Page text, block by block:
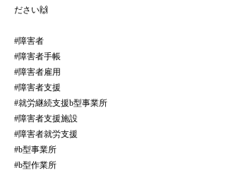
ださい🙌
#障害者
#障害者手帳
#障害者雇用
#障害者支援
#就労継続支援b型事業所
#障害者支援施設
#障害者就労支援
#b型事業所
#b型作業所